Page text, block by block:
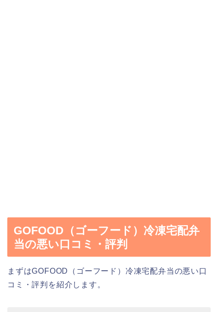
GOFOOD（ゴーフード）冷凍宅配弁
当の悪い口コミ・評判
まずはGOFOOD（ゴーフード）冷凍宅配弁当の悪い口
コミ・評判を紹介します。